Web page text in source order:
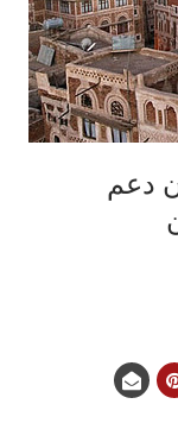
دعم